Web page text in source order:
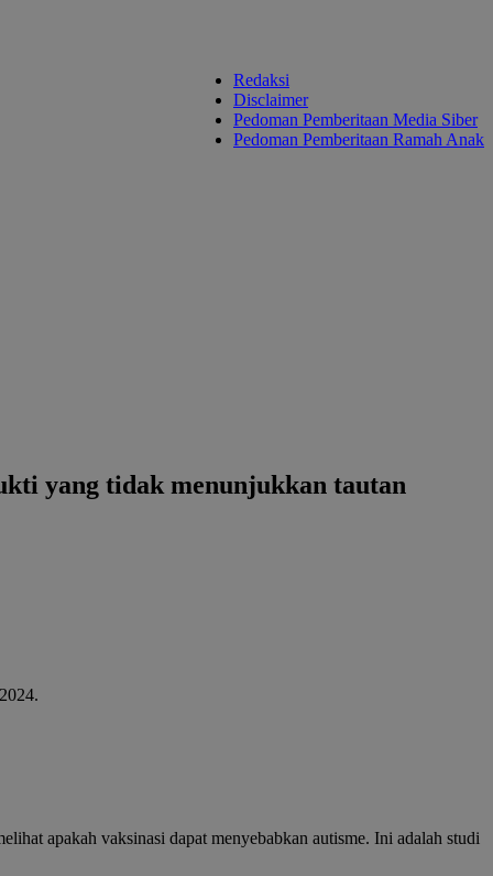
Redaksi
Disclaimer
Pedoman Pemberitaan Media Siber
Pedoman Pemberitaan Ramah Anak
yang tidak menunjukkan tautan
apakah vaksinasi dapat menyebabkan autisme. Ini adalah studi